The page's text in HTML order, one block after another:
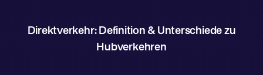
Direktverkehr: Definition & Unterschiede zu
Hubverkehren